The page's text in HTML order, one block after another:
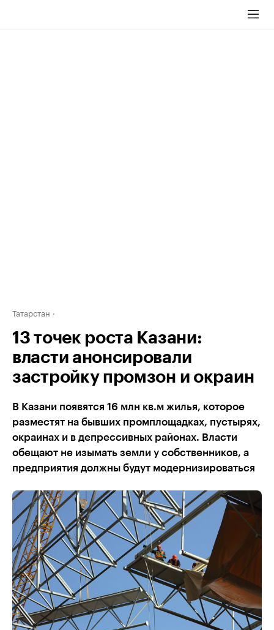
Татарстан
13 точек роста Казани:
власти анонсировали
застройку промзон и окраин
В Казани появятся 16 млн кв.м жилья, которое
разместят на бывших промплощадках, пустырях,
окраинах и в депрессивных районах. Власти
обещают не изымать земли у собственников, а
предприятия должны будут модернизироваться